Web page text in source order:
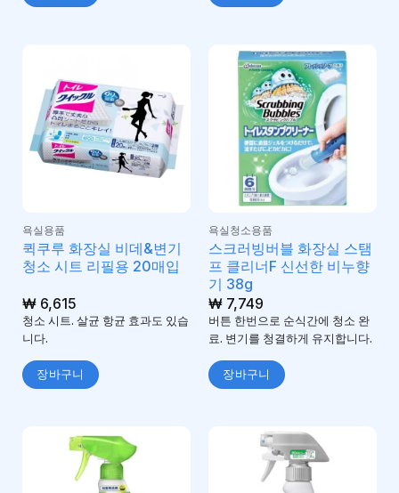
욕실용품
퀵쿠루 화장실 비데&변기
청소 시트 리필용 20매입
₩6,615
청소 시트. 살균 항균 효과도 있습
니다.
장바구니
욕실청소용품
스크러빙버블 화장실 스탬
프 클리너F 신선한 비누향
기 38g
₩7,749
버튼 한번으로 순식간에 청소 완
료. 변기를 청결하게 유지합니다.
장바구니